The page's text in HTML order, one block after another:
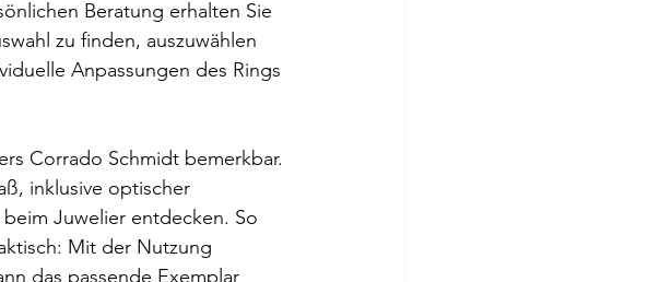
Beratung erhalten Sie
zu finden, auszuwählen
Anpassungen des Rings
Corrado Schmidt bemerkbar.
inklusive optischer
beim Juwelier entdecken. So
Mit der Nutzung
das passende Exemplar